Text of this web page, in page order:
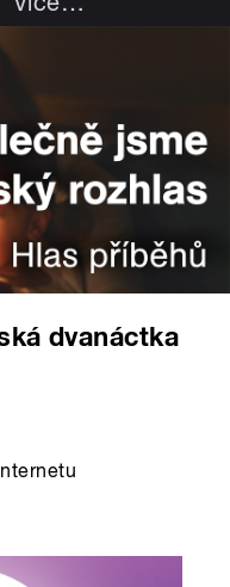
dvanáctka